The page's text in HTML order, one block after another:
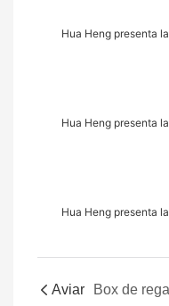
Hua Heng presenta
Hua Heng presenta
Hua Heng presenta
Aviar